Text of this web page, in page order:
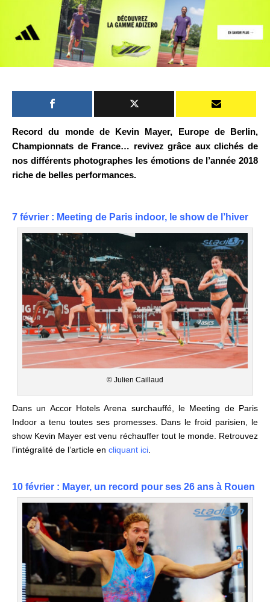
Record du monde de Kevin Mayer, Europe de Berlin,
Championnats de France… revivez grâce aux clichés de
nos différents photographes les émotions de l’année 2018
riche de belles performances.
7 février : Meeting de Paris indoor, le show de l’hiver
© Julien Caillaud
Dans un Accor Hotels Arena surchauffé, le Meeting de Paris
Indoor a tenu toutes ses promesses. Dans le froid parisien, le
show Kevin Mayer est venu réchauffer tout le monde. Retrouvez
l’intégralité de l’article en cliquant ici
10 février : Mayer, un record pour ses 26 ans à Rouen